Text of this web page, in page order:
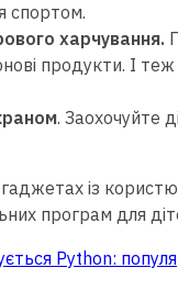
спортом.
харчування.
продукти. І
. Заохочуйте
із
програм для
Python: